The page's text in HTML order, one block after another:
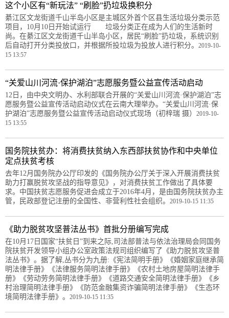
这个小区有“新玩法” “刷脸”扔垃圾换积分
綦江区文龙街道千山半岛小区是主城区外首个区县生活垃圾分类示范
项目，10月10日开始试运行 垃圾分类正在成为人们的生活新时
尚。在綦江区文龙街道千山半岛小区，居民“刷脸”扔垃圾，系统识别
后自动打开分类投放口，并根据所投垃圾为投放人进行积分。 2019-10-
15 13:57
“关爱山川河流·保护湖泊”志愿服务暨公益宣传活动启动
12日，由中央文明办、水利部联合开展的“关爱山川河流·保护湖泊”志
愿服务暨公益宣传活动启动仪式在云南大理举办。“关爱山川河流·保
护湖泊”志愿服务暨公益宣传活动启动仪式现场（初梓瑞 摄） 2019-10-
15 13:55
国务院扶贫办：将消费扶贫纳入东西部扶贫协作和中央单位
定点扶贫考核
去年12月国务院办公厅印发的《国务院办公厅关于深入开展消费扶贫
助力打赢脱贫攻坚战的指导意见》，对消费扶贫工作做出了具体要
求。中国扶贫志愿服务促进会成立于2016年4月，是由国务院扶贫办主
管，民政部登记注册的全国性、非营利性社会组织。 2019-10-15 11:35
《助力脱贫攻坚普法丛书》首批分册编写完成
在10月17日国家“扶贫日”到来之际,司法部普法与依法治理局会同国务
院扶贫开发领导小组办公室政策法规司组织编写了《助力脱贫攻坚普
法丛书》。据了解,丛书分为九册:《宪法简明手册》《婚姻家庭继承简
明法律手册》《法律服务简明法律手册》《农村土地房屋简明法律手
册》《劳动劳务简明法律手册》《道路交通安全简明法律手册》《乡
村治理简明法律手册》《防范金融集资诈骗简明法律手册》《生态环
境简明法律手册》。 2019-10-15 11:35